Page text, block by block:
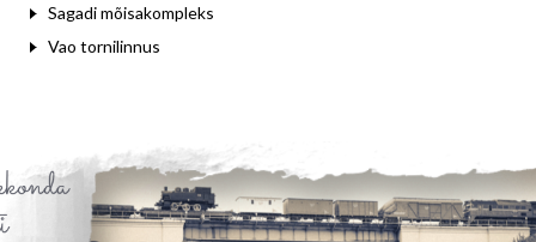
Sagadi mõisakompleks
Vao tornilinnus